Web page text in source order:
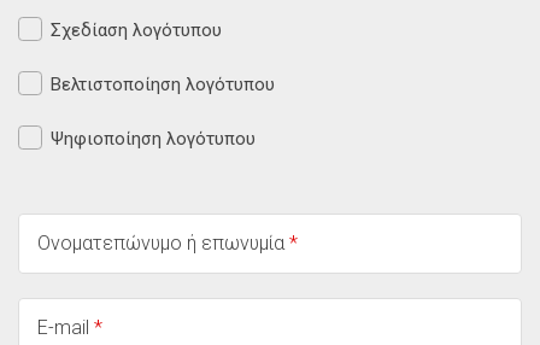
Σχεδίαση λογότυπου
Βελτιστοποίηση λογότυπου
Ψηφιοποίηση λογότυπου
Ονοματεπώνυμο ή επωνυμία*
E-mail *